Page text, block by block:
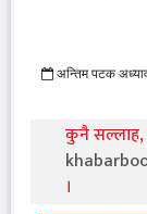
अन्तिम पटक
कुनै सल्लाह,
।